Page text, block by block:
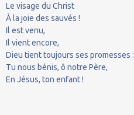
Le visage du Christ
À la joie des sauvés !
Il est venu,
Il vient encore,
Dieu tient toujours ses promesses :
Tu nous bénis, ô notre Père,
En Jésus, ton enfant !